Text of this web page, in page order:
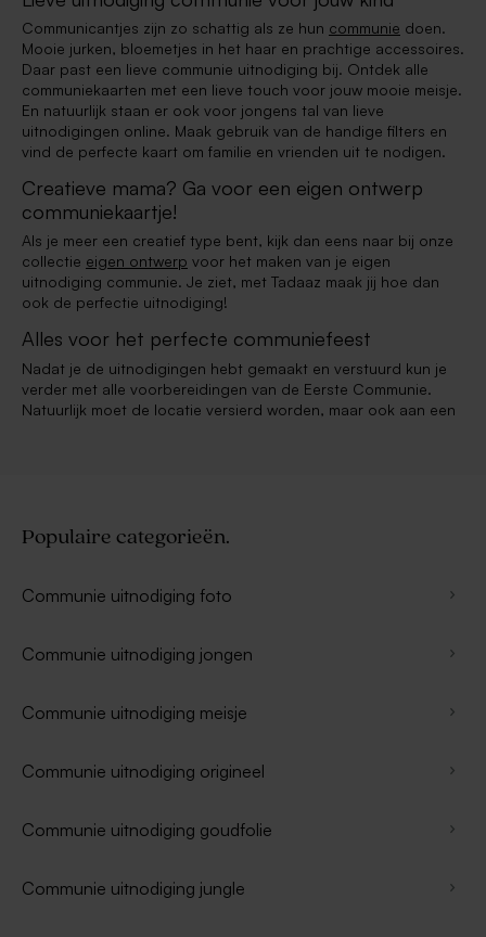
Communicantjes zijn zo schattig als ze hun communie doen.
Mooie jurken, bloemetjes in het haar en prachtige accessoires.
Daar past een lieve communie uitnodiging bij. Ontdek alle
communiekaarten met een lieve touch voor jouw mooie meisje.
En natuurlijk staan er ook voor jongens tal van lieve
uitnodigingen online. Maak gebruik van de handige filters en
vind de perfecte kaart om familie en vrienden uit te nodigen.
Creatieve mama? Ga voor een eigen ontwerp
communiekaartje!
Als je meer een creatief type bent, kijk dan eens naar bij onze
collectie eigen ontwerp voor het maken van je eigen
uitnodiging communie. Je ziet, met Tadaaz maak jij hoe dan
ook de perfectie uitnodiging!
Alles voor het perfecte communiefeest
Nadat je de uitnodigingen hebt gemaakt en verstuurd kun je
verder met alle voorbereidingen van de Eerste Communie.
Natuurlijk moet de locatie versierd worden, maar ook aan een
Populaire categorieën.
Communie uitnodiging foto
Communie uitnodiging jongen
Communie uitnodiging meisje
Communie uitnodiging origineel
Communie uitnodiging goudfolie
Communie uitnodiging jungle